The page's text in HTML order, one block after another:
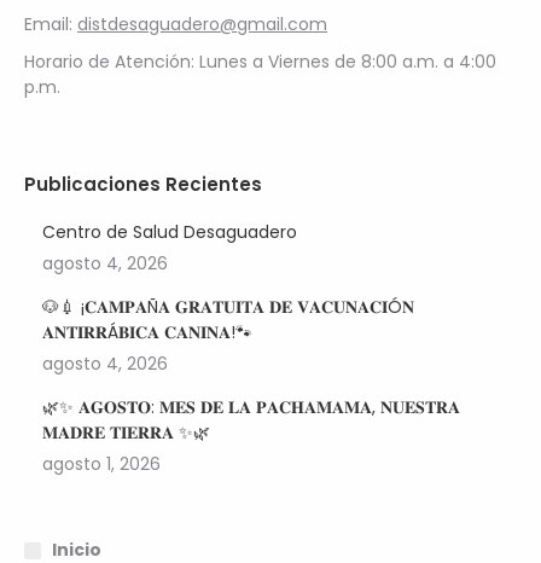
Email: distdesaguadero@gmail.com
Horario de Atención: Lunes a Viernes de 8:00 a.m. a 4:00
p.m.
Publicaciones Recientes
Centro de Salud Desaguadero
agosto 4, 2026
🐶💉 ¡𝐂𝐀𝐌𝐏𝐀Ñ𝐀 𝐆𝐑𝐀𝐓𝐔𝐈𝐓𝐀 𝐃𝐄 𝐕𝐀𝐂𝐔𝐍𝐀𝐂𝐈Ó𝐍
𝐀𝐍𝐓𝐈𝐑𝐑Á𝐁𝐈𝐂𝐀 𝐂𝐀𝐍𝐈𝐍𝐀!🐾
agosto 4, 2026
🌿✨ 𝐀𝐆𝐎𝐒𝐓𝐎: 𝐌𝐄𝐒 𝐃𝐄 𝐋𝐀 𝐏𝐀𝐂𝐇𝐀𝐌𝐀𝐌𝐀, 𝐍𝐔𝐄𝐒𝐓𝐑𝐀
𝐌𝐀𝐃𝐑𝐄 𝐓𝐈𝐄𝐑𝐑𝐀 ✨🌿
agosto 1, 2026
Inicio